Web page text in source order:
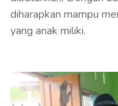
diharapkan mampu
yang anak miliki.